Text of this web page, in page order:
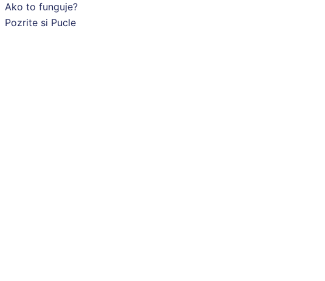
Ako to funguje?
Pozrite si Pucle